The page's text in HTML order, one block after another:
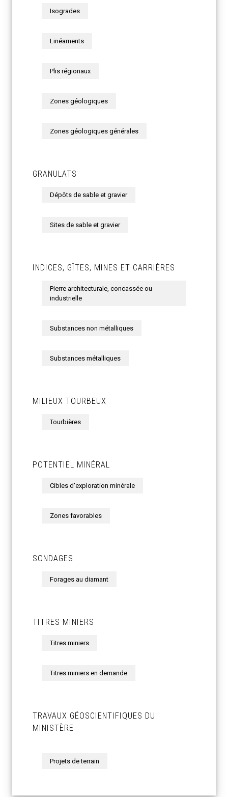
Isogrades
Linéaments
Plis régionaux
Zones géologiques
Zones géologiques générales
GRANULATS
Dépôts de sable et gravier
Sites de sable et gravier
INDICES, GÎTES, MINES ET CARRIÈRES
Pierre architecturale, concassée ou
industrielle
Substances non métalliques
Substances métalliques
MILIEUX TOURBEUX
Tourbières
POTENTIEL MINÉRAL
Cibles d'exploration minérale
Zones favorables
SONDAGES
Forages au diamant
TITRES MINIERS
Titres miniers
Titres miniers en demande
TRAVAUX GÉOSCIENTIFIQUES DU
MINISTÈRE
Projets de terrain